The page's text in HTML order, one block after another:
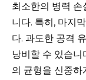
최소한의 병력
니다. 특히, 마지
다. 과도한 공격
낭비할 수 있습니
의 균형을 신중하